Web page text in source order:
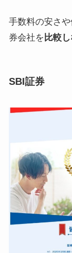
手数料の安さ
券会社を 比較
SBI証券